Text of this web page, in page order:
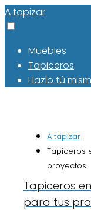
A tapizar
Muebles
Tapiceros
Hazlo tú
A tapizar
Tapiceros
proyectos
Tapiceros
para tus